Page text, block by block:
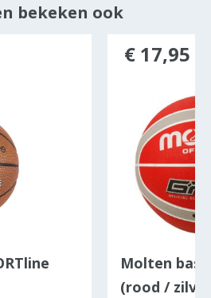
bekeken ook
Molten
(rood /
€ 17,95